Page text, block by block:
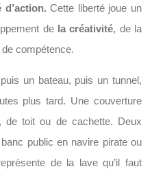
d’action. Cette liberté joue un
de la créativité, de la
compétence.
un bateau, puis un tunnel,
plus tard. Une couverture
de toit ou de cachette. Deux
public en navire pirate ou
de la lave qu’il faut